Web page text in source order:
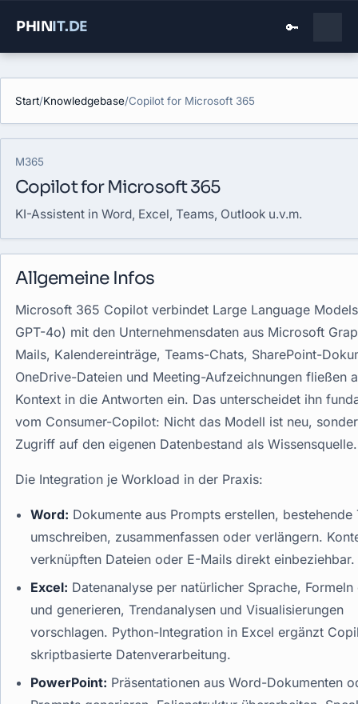
PHINIT.DE 🔑
Start/Knowledgebase/Copilot for Microsoft 365
M365
Copilot for Microsoft 365
KI-Assistent in Word, Excel, Teams, Outlook u.v.m.
Allgemeine Infos
Microsoft 365 Copilot verbindet Large Language
GPT-4o) mit den Unternehmensdaten aus Microsoft
Mails, Kalendereinträge, Teams-Chats, SharePoint-
OneDrive-Dateien und Meeting-Aufzeichnungen fließen
Kontext in die Antworten ein. Das unterscheidet ihn
vom Consumer-Copilot: Nicht das Modell ist neu,
Zugriff auf den eigenen Datenbestand als Wissensquelle.
Die Integration je Workload in der Praxis:
Word: Dokumente aus Prompts erstellen, bestehende
umschreiben, zusammenfassen oder verlängern.
verknüpften Dateien oder E-Mails direkt einbeziehbar.
Excel: Datenanalyse per natürlicher Sprache, Formeln
und generieren, Trendanalysen und Visualisierungen
vorschlagen. Python-Integration in Excel ergänzt
skriptbasierte Datenverarbeitung.
PowerPoint: Präsentationen aus Word-Dokumenten